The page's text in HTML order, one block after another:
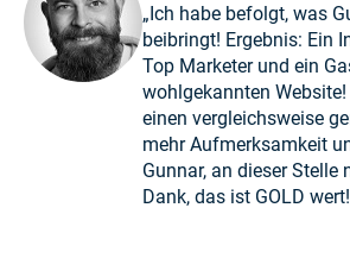
„Ich habe befolgt, was
beibringt! Ergebnis: Ein
Top Marketer und ein
wohlgekannten
einen vergleichsweise
mehr Aufmerksamkeit
Gunnar, an dieser Stelle
Dank, das ist GOLD